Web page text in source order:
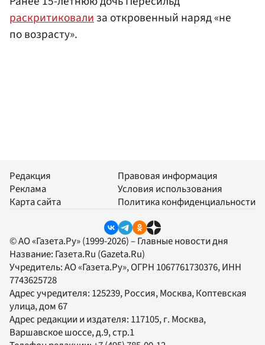
раскритиковализа откровенный наряд «не
по возрасту».
Редакция
Реклама
Карта сайта
Правовая информация
Условия использования
Политика конфиденциальности
© АО «Газета.Ру» (1999-2026) – Главные новости дня
Название: Газета.Ru (Gazeta.Ru)
Учредитель:АО «Газета.Ру», ОГРН 1067761730376, ИНН
7743625728
Адрес учредителя: 125239, Россия, Москва, Коптевская
улица, дом 67
Адрес редакции и издателя: 117105, г. Москва,
Варшавское шоссе, д.9, стр.1